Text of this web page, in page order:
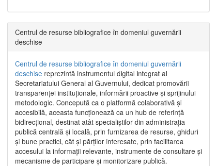
Centrul de resurse bibliografice în domeniul guvernării
deschise
Centrul de resurse bibliografice în domeniul guvernării
deschise reprezintă instrumentul digital integrat al
Secretariatului General al Guvernului, dedicat promovării
transparenței instituționale, informării proactive și sprijinului
metodologic. Concepută ca o platformă colaborativă și
accesibilă, aceasta funcționează ca un hub de referință
bidirecțional, destinat atât specialiștilor din administrația
publică centrală și locală, prin furnizarea de resurse, ghiduri
și bune practici, cât și părților interesate, prin facilitarea
accesului la informații relevante, instrumente de consultare și
mecanisme de participare și monitorizare publică.